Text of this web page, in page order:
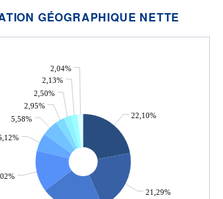
GÉOGRAPHIQUE NETTE
22,10%
21,29%
5,58%
2,95%
2,50%
2,13%
2,04%